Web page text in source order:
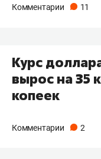
Комментарии 11
Курс
вырос на 35
копеек
Комментарии 2